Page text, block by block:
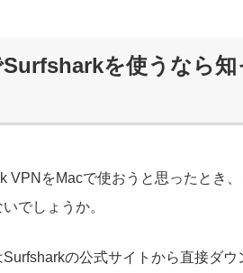
を使うなら
VPNをMacで使おうと思ったとき
でしょうか。
Surfsharkの公式サイトから直接ダ